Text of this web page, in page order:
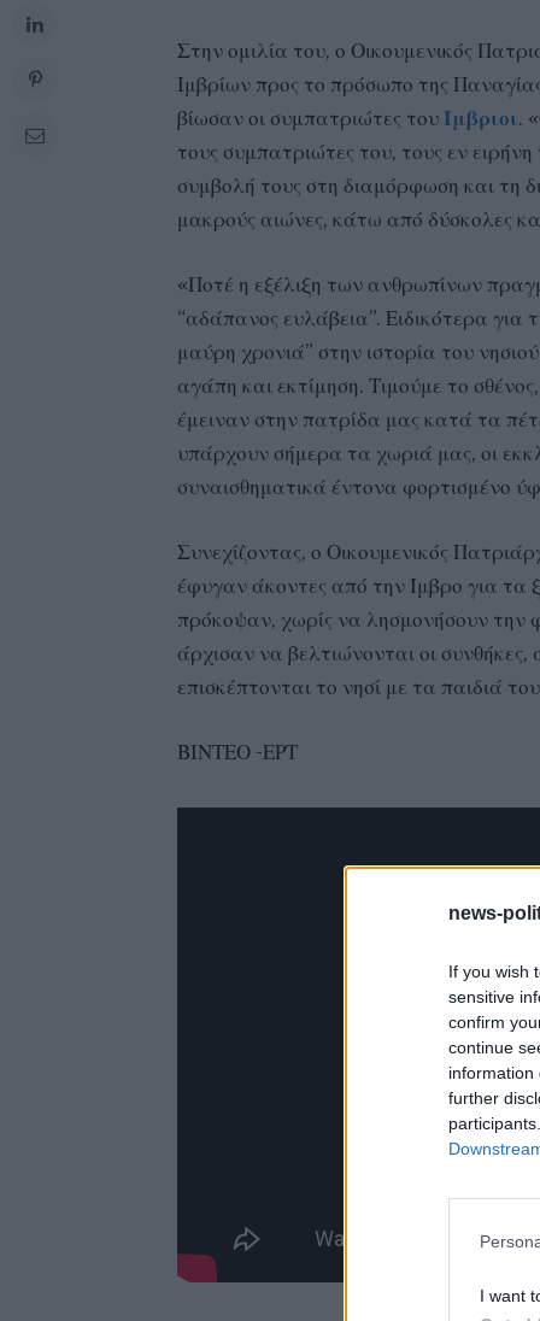
news-
If you wish
sensitive
confirm
continue
information
further
I want
Στην ομιλία του, ο Οικουμενικός
Ιμβρίων προς το πρόσωπο της
βίωσαν οι συμπατριώτες του Ίμβριοι.
τους συμπατριώτες του, τους εν
συμβολή τους στη διαμόρφωση και τη
μακρούς αιώνες, κάτω από δύσκολες
«Ποτέ η εξέλιξη των ανθρωπίνων
“αδάπανος ευλάβεια”. Ειδικότερα
μαύρη χρονιά” στην ιστορία του
αγάπη και εκτίμηση. Τιμούμε το
έμειναν στην πατρίδα μας κατά τα
υπάρχουν σήμερα τα χωριά μας, οι
συναισθηματικά έντονα φορτισμένο
Συνεχίζοντας, ο Οικουμενικός
έφυγαν άκοντες από την Ίμβρο για τα
πρόκοψαν, χωρίς να λησμονήσουν την
άρχισαν να βελτιώνονται οι
επισκέπτονται το νησί με τα παιδιά
ΒΙΝΤΕΟ -ΕΡΤ